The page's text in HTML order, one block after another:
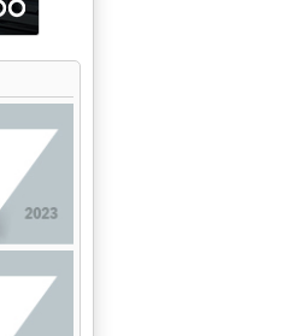
DUBBI SU CRITERI